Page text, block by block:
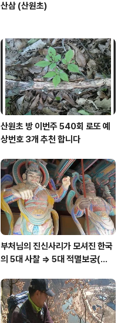
산삼 (산원초)
산원초 방 이번주 540회 로또 예
상번호 3개 추천 합니다
부처님의 진신사리가 모셔진 한국
의 5대 사찰 => 5대 적멸보궁(寂